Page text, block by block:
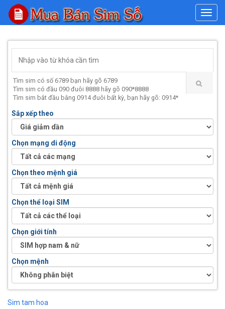
#
Tìm sim có số 6789 bạn hãy gõ 6789
Tìm sim có đầu 090 đuôi 8888 hãy gõ 090*8888
Tìm sim bắt đầu bằng 0914 đuôi bất kỳ, bạn hãy gõ: 0914*
Sắp xếp theo
Chọn mạng di động
Chọn theo mệnh giá
Chọn thể loại SIM
Chọn giới tính
Chọn mệnh
Sim tam hoa